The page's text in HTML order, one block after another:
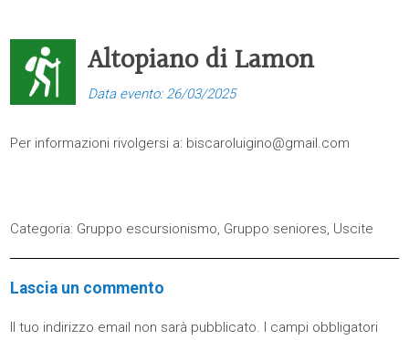
Altopiano di Lamon
Data evento: 26/03/2025
Per informazioni rivolgersi a: biscaroluigino@gmail.com
Categoria: Gruppo escursionismo, Gruppo seniores, Uscite
Lascia un commento
Il tuo indirizzo email non sarà pubblicato. I campi obbligatori